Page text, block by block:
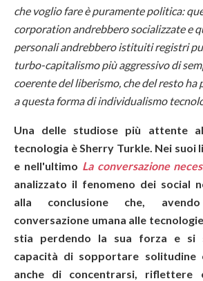
che voglio fare è puramente politica:
corporation andrebbero socializzate e
personali andrebbero istituiti registri
turbo-capitalismo più aggressivo di
coerente del liberismo, che del resto ha
a questa forma di individualismo
Una delle studiose più attente
tecnologia è Sherry Turkle. Nei suoi
e nell'ultimo La conversazione
analizzato il fenomeno dei social
alla conclusione che,
conversazione umana alle
stia perdendo la sua forza e si
capacità di sopportare solitudine
anche di concentrarsi,